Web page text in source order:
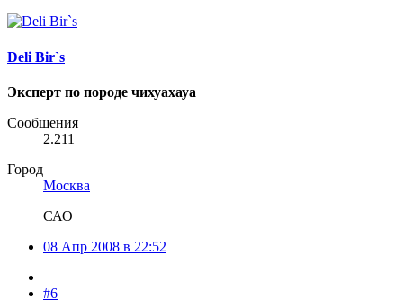
Deli Bir`s
Эксперт по породе чихуахауа
Сообщения
2.211
Город
Москва
САО
08 Апр 2008 в 22:52
#6